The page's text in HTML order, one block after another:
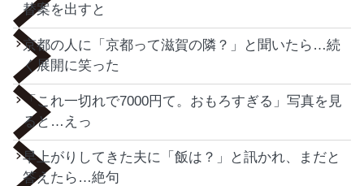
替案を出すと
京都の人に「京都って滋賀の隣？」と聞いたら…続
く展開に笑った
「これ一切れで7000円て。おもろすぎる」写真を見
ると…えっ
早上がりしてきた夫に「飯は？」と訊かれ、まだと
答えたら…絶句